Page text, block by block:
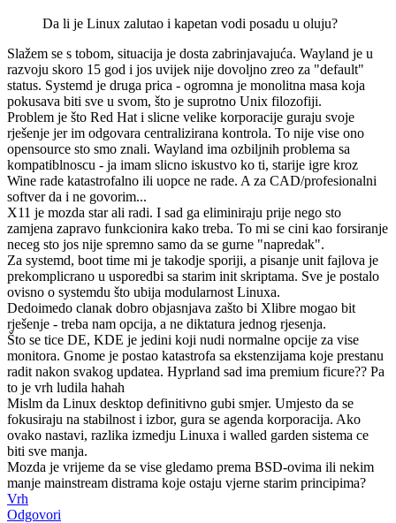
Da li je Linux zalutao i kapetan vodi posadu u oluju?
Slažem se s tobom, situacija je dosta zabrinjavajuća. Wayland je u
razvoju skoro 15 god i jos uvijek nije dovoljno zreo za "default"
status. Systemd je druga prica - ogromna je monolitna masa koja
pokusava biti sve u svom, što je suprotno Unix filozofiji.
Problem je što Red Hat i slicne velike korporacije guraju svoje
rješenje jer im odgovara centralizirana kontrola. To nije vise ono
opensource sto smo znali. Wayland ima ozbiljnih problema sa
kompatiblnoscu - ja imam slicno iskustvo ko ti, starije igre kroz
Wine rade katastrofalno ili uopce ne rade. A za CAD/profesionalni
softver da i ne govorim...
X11 je mozda star ali radi. I sad ga eliminiraju prije nego sto
zamjena zapravo funkcionira kako treba. To mi se cini kao forsiranje
neceg sto jos nije spremno samo da se gurne "napredak".
Za systemd, boot time mi je takodje sporiji, a pisanje unit fajlova je
prekomplicrano u usporedbi sa starim init skriptama. Sve je postalo
ovisno o systemdu što ubija modularnost Linuxa.
Dedoimedo clanak dobro objasnjava zašto bi Xlibre mogao bit
rješenje - treba nam opcija, a ne diktatura jednog rjesenja.
Što se tice DE, KDE je jedini koji nudi normalne opcije za vise
monitora. Gnome je postao katastrofa sa ekstenzijama koje prestanu
radit nakon svakog updatea. Hyprland sad ima premium ficure?? Pa
to je vrh ludila hahah
Mislm da Linux desktop definitivno gubi smjer. Umjesto da se
fokusiraju na stabilnost i izbor, gura se agenda korporacija. Ako
ovako nastavi, razlika izmedju Linuxa i walled garden sistema ce
biti sve manja.
Mozda je vrijeme da se vise gledamo prema BSD-ovima ili nekim
manje mainstream distrama koje ostaju vjerne starim principima?
Vrh
Odgovori